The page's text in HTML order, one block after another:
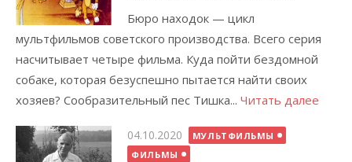
Бюро находок — цикл
мультфильмов советского производства. Всего серия
насчитывает четыре фильма. Куда пойти бездомной
собаке, которая безуспешно пытается найти своих
хозяев? Сообразительный пес Тишка... Читать далее
Posted
on
04.10.2020
МУЛЬТФИЛЬМЫ
ФИЛЬМЫ